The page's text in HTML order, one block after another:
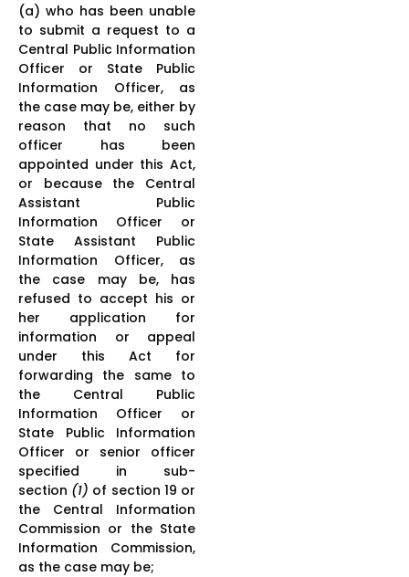
(a) who has been unable
to submit a request to a
Central Public Information
Officer or State Public
Information Officer, as
the case may be, either by
reason that no such
officer has been
appointed under this Act,
or because the Central
Assistant Public
Information Officer or
State Assistant Public
Information Officer, as
the case may be, has
refused to accept his or
her application for
information or appeal
under this Act for
forwarding the same to
the Central Public
Information Officer or
State Public Information
Officer or senior officer
specified in sub-
section (1) of section 19 or
the Central Information
Commission or the State
Information Commission,
as the case may be;